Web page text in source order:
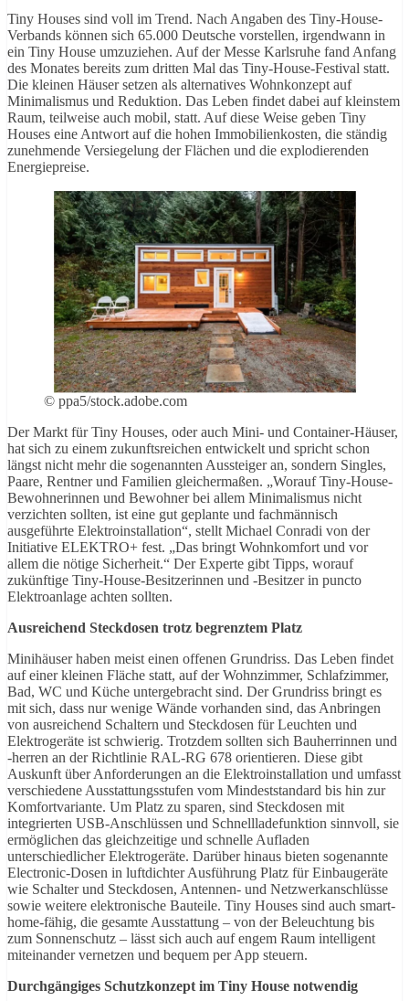
Tiny Houses sind voll im Trend. Nach Angaben des Tiny-House-
Verbands können sich 65.000 Deutsche vorstellen, irgendwann in
ein Tiny House umzuziehen. Auf der Messe Karlsruhe fand Anfang
des Monates bereits zum dritten Mal das Tiny-House-Festival statt.
Die kleinen Häuser setzen als alternatives Wohnkonzept auf
Minimalismus und Reduktion. Das Leben findet dabei auf kleinstem
Raum, teilweise auch mobil, statt. Auf diese Weise geben Tiny
Houses eine Antwort auf die hohen Immobilienkosten, die ständig
zunehmende Versiegelung der Flächen und die explodierenden
Energiepreise.
© ppa5/stock.adobe.com
Der Markt für Tiny Houses, oder auch Mini- und Container-Häuser,
hat sich zu einem zukunftsreichen entwickelt und spricht schon
längst nicht mehr die sogenannten Aussteiger an, sondern Singles,
Paare, Rentner und Familien gleichermaßen. „Worauf Tiny-House-
Bewohnerinnen und Bewohner bei allem Minimalismus nicht
verzichten sollten, ist eine gut geplante und fachmännisch
ausgeführte Elektroinstallation“, stellt Michael Conradi von der
Initiative ELEKTRO+ fest. „Das bringt Wohnkomfort und vor
allem die nötige Sicherheit.“ Der Experte gibt Tipps, worauf
zukünftige Tiny-House-Besitzerinnen und -Besitzer in puncto
Elektroanlage achten sollten.
Ausreichend Steckdosen trotz begrenztem Platz
Minihäuser haben meist einen offenen Grundriss. Das Leben findet
auf einer kleinen Fläche statt, auf der Wohnzimmer, Schlafzimmer,
Bad, WC und Küche untergebracht sind. Der Grundriss bringt es
mit sich, dass nur wenige Wände vorhanden sind, das Anbringen
von ausreichend Schaltern und Steckdosen für Leuchten und
Elektrogeräte ist schwierig. Trotzdem sollten sich Bauherrinnen und
-herren an der Richtlinie RAL-RG 678 orientieren. Diese gibt
Auskunft über Anforderungen an die Elektroinstallation und umfasst
verschiedene Ausstattungsstufen vom Mindeststandard bis hin zur
Komfortvariante. Um Platz zu sparen, sind Steckdosen mit
integrierten USB-Anschlüssen und Schnellladefunktion sinnvoll, sie
ermöglichen das gleichzeitige und schnelle Aufladen
unterschiedlicher Elektrogeräte. Darüber hinaus bieten sogenannte
Electronic-Dosen in luftdichter Ausführung Platz für Einbaugeräte
wie Schalter und Steckdosen, Antennen- und Netzwerkanschlüsse
sowie weitere elektronische Bauteile. Tiny Houses sind auch smart-
home-fähig, die gesamte Ausstattung – von der Beleuchtung bis
zum Sonnenschutz – lässt sich auch auf engem Raum intelligent
miteinander vernetzen und bequem per App steuern.
Durchgängiges Schutzkonzept im Tiny House notwendig